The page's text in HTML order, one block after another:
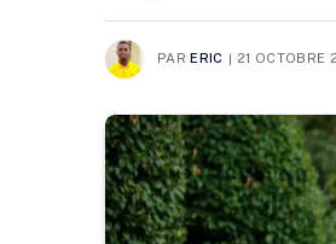
PAR ERIC 21 OCTOBRE